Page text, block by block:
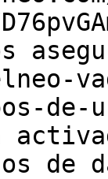
de